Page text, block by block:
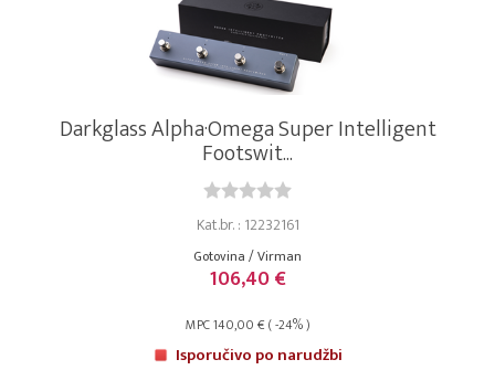
Darkglass Alpha·Omega Super Intelligent
Footswit...
Kat.br. : 12232161
Gotovina / Virman
106,40 €
MPC 140,00 € ( -24% )
Isporučivo po narudžbi